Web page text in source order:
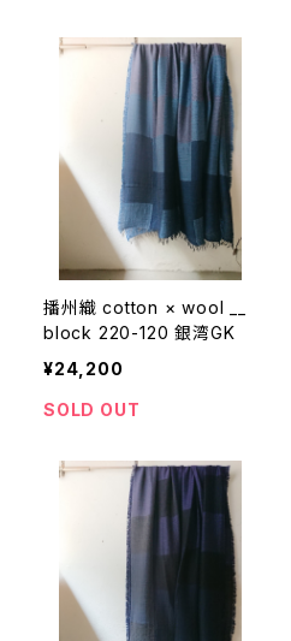
播州織 cotton × wool __
block 220-120 銀湾GK
¥24,200
SOLD OUT